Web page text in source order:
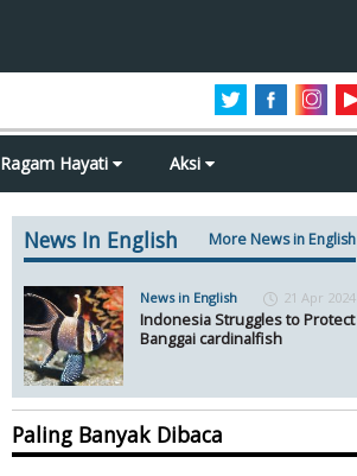
Ragam Hayati Aksi
News In English More News in English
News in English 21 Apr 2024
Indonesia Struggles to Protect
Banggai cardinalfish
Paling Banyak Dibaca